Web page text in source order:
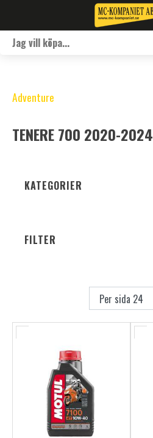
Adventure
TENERE 700 2020-2024
KATEGORIER
FILTER